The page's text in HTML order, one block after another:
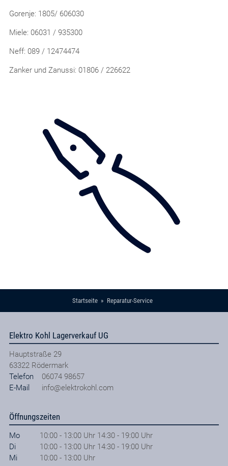
Gorenje: 1805/ 606030
Miele: 06031 / 935300
Neff: 089 / 12474474
Zanker und Zanussi: 01806 / 226622
Startseite Reparatur-Service
Elektro Kohl Lagerverkauf UG
Hauptstraße 29
63322 Rödermark
Telefon
06074 98657
E-Mail
info@elektrokohl.com
Öffnungszeiten
Mo
10:00 - 13:00 Uhr 14:30 - 19:00 Uhr
Di
10:00 - 13:00 Uhr 14:30 - 19:00 Uhr
Mi
10:00 - 13:00 Uhr